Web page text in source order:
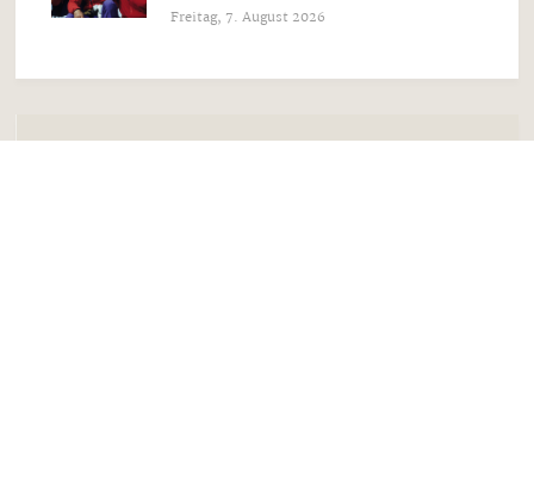
Freitag, 7. August 2026